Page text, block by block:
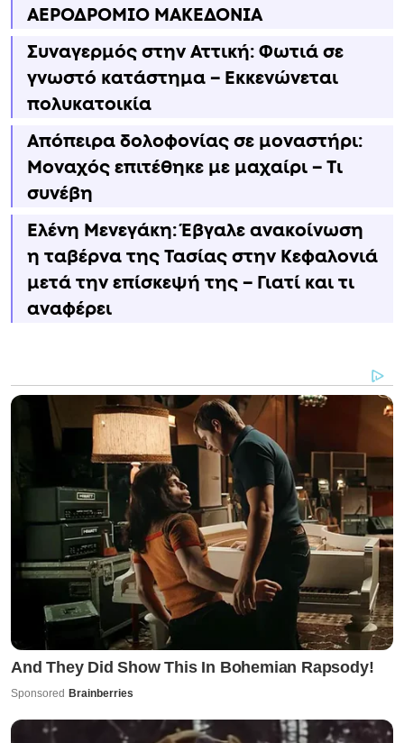
ΑΕΡΟΔΡΟΜΙΟ ΜΑΚΕΔΟΝΙΑ
Συναγερμός στην Αττική: Φωτιά σε
γνωστό κατάστημα – Εκκενώνεται
πολυκατοικία
Απόπειρα δολοφονίας σε μοναστήρι:
Μοναχός επιτέθηκε με μαχαίρι – Τι
συνέβη
Ελένη Μενεγάκη: Έβγαλε ανακοίνωση
η ταβέρνα της Τασίας στην Κεφαλονιά
μετά την επίσκεψή της – Γιατί και τι
αναφέρει